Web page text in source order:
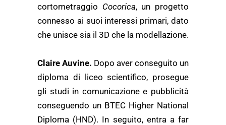
cortometraggio Cocorica, un progetto
connesso ai suoi interessi primari, dato
che unisce sia il 3D che la modellazione.
Claire Auvine. Dopo aver conseguito un
diploma di liceo scientifico, prosegue
gli studi in comunicazione e pubblicità
conseguendo un BTEC Higher National
Diploma (HND). In seguito, entra a far